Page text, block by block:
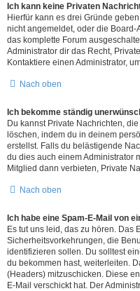
Ich kann keine Privaten
Hierfür kann es drei Gründe
nicht angemeldet, oder die
das komplette Forum
Administrator dir das Recht,
Kontaktiere einen Administrator,
Nach oben
Ich bekomme ständig
Du kannst Private Nachrichten,
löschen, indem du in deinem
erstellst. Falls du belästigende
du dies auch einem Administrator
Mitglied dann verbieten, Private
Nach oben
Ich habe eine Spam-E-Mail von
Es tut uns leid, das zu hören. Das
Sicherheitsvorkehrungen, die
identifizieren sollen. Du solltest
du bekommen hast, weiterleiten.
(Headers) mitzuschicken. Diese
E-Mail verschickt hat. Der